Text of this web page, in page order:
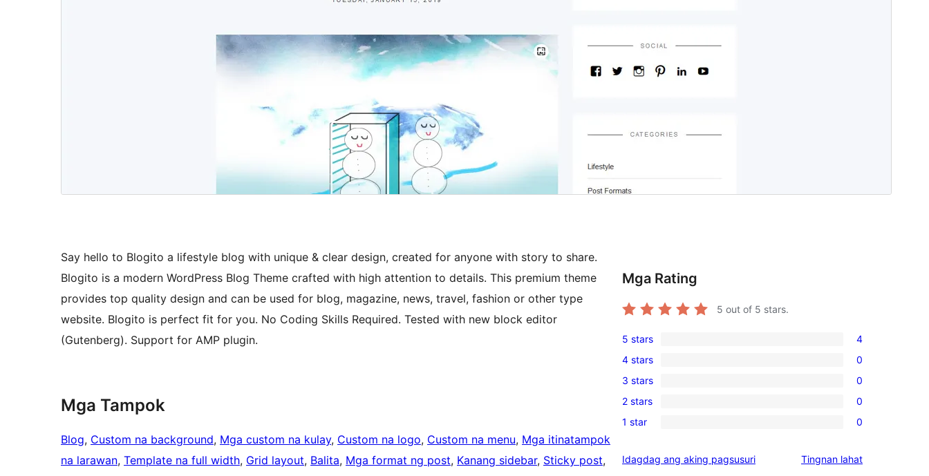
Say hello to Blogito a lifestyle blog with unique & clear design, created for anyone with story to share.
Blogito is a modern WordPress Blog Theme crafted with high attention to details. This premium theme
provides top quality design and can be used for blog, magazine, news, travel, fashion or other type
website. Blogito is perfect fit for you. No Coding Skills Required. Tested with new block editor
(Gutenberg). Support for AMP plugin.
Mga Tampok
Blog, Custom na background, Mga custom na kulay, Custom na logo, Custom na menu, Mga itinatampok
na larawan, Template na full width, Grid layout, Balita, Mga format ng post, Kanang sidebar, Sticky post
Mga Rating
5 out of 5 stars.
4
5-
star
reviews
5 stars 4
0
4-
star
reviews
4 stars 0
0
3-
star
3 stars 0
0
2-
reviews
2 stars 0
0
star
1 star 0
Idagdag ang aking pagsusuri Tingnan lahatng